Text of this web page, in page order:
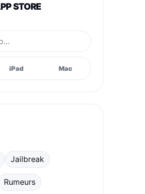
STORE
iPad Mac
Jailbreak
Rumeurs